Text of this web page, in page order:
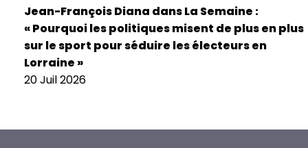
Jean-François Diana dans La Semaine :
« Pourquoi les politiques misent de plus en plus
sur le sport pour séduire les électeurs en
Lorraine »
20 Juil 2026